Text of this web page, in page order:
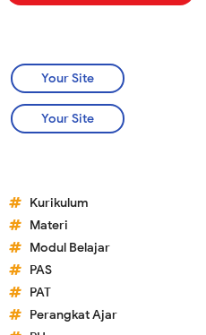
Your Site
Your Site
Kurikulum
Materi
Modul Belajar
PAS
PAT
Perangkat Ajar